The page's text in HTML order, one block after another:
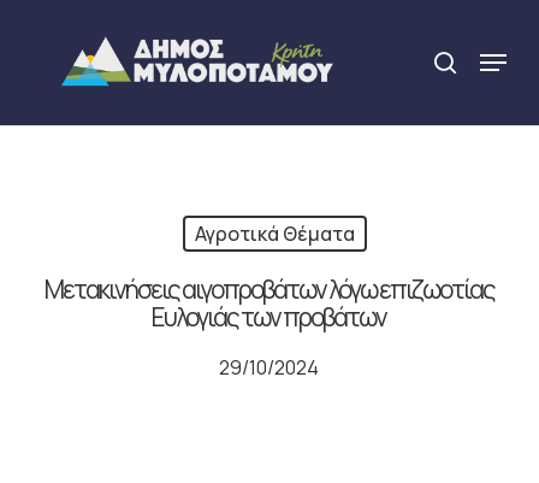
content
search
Menu
Αγροτικά Θέματα
Μετακινήσεις αιγοπροβάτων λόγω επιζωοτίας
Ευλογιάς των προβάτων
29/10/2024
Close